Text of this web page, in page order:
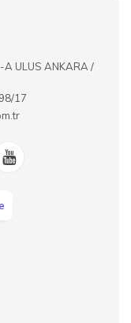
ULUS ANKARA /
17